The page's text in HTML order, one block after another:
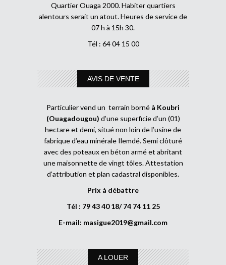
Quartier Ouaga 2000. Habiter quartiers
alentours serait un atout. Heures de service de
07 h à 15h 30.
Tél : 64 04 15 00
AVIS DE VENTE
Particulier vend un terrain borné à Koubri
(Ouagadougou) d’une superficie d’un (01)
hectare et demi, situé non loin de l’usine de
fabrique d’eau minérale Ilemdé. Semi clôturé
avec des poteaux en béton armé et abritant
une maisonnette de vingt tôles. Attestation
d’attribution et plan cadastral disponibles.
Prix à débattre
Tél : 79 43 40 18/ 74 74 11 25
E-mail: masigue2019@gmail.com
A LOUER